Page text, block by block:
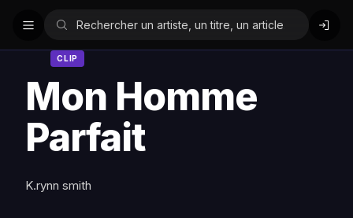
CLIP
Mon Homme
Parfait
K.rynn smith